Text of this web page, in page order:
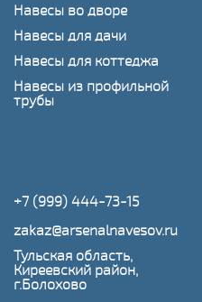
Навесы во дворе
Навесы для дачи
Навесы для коттеджа
Навесы из профильной
трубы
+7 (999) 444-73-15
zakaz@arsenalnavesov.ru
Тульская область,
Киреевский район,
г.Болохово